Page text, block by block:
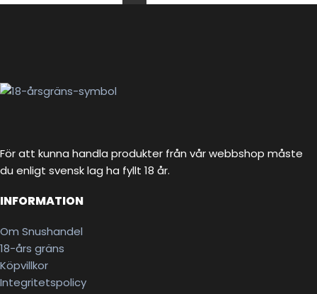
För att kunna handla produkter från vår webbshop måste
du enligt svensk lag ha fyllt 18 år.
INFORMATION
Om Snushandel
18-års gräns
Köpvillkor
Integritetspolicy